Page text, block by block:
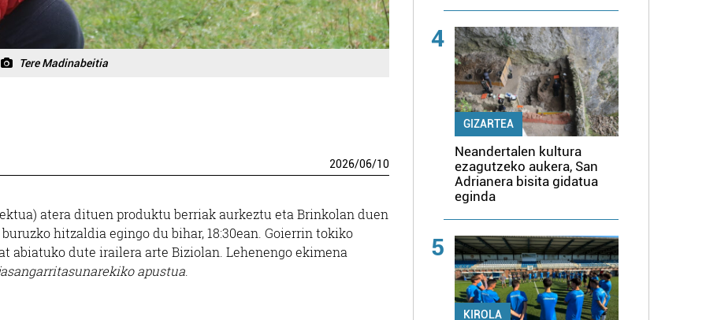
Tere Madinabeitia
2026/06/10
atera dituen produktu berriak aurkeztu eta Brinkolan duen
hitzaldia egingo du bihar, 18:30ean. Goierrin tokiko
abiatuko dute irailera arte Biziolan. Lehenengo ekimena
apustua
4
GIZARTEA
Neandertalen kultura
ezagutzeko aukera, San
Adrianera bisita gidatua
eginda
5
KIROLA